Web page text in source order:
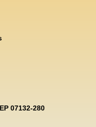
07132-280